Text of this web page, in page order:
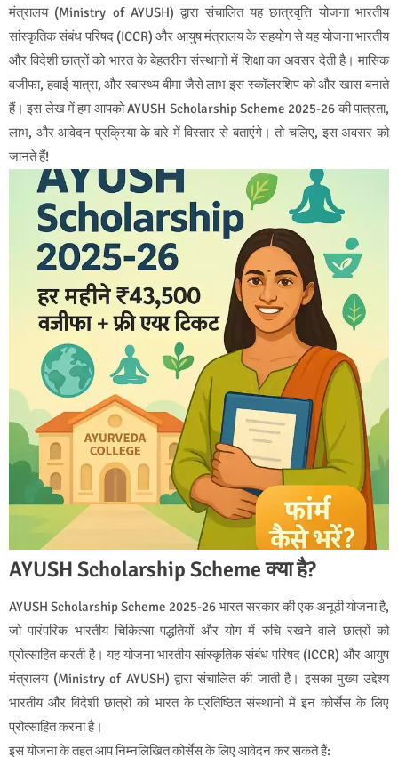
मंत्रालय (Ministry of AYUSH) द्वारा संचालित यह छात्रवृत्ति योजना भारतीय
सांस्कृतिक संबंध परिषद (ICCR) और आयुष मंत्रालय के सहयोग से यह योजना भारतीय
और विदेशी छात्रों को भारत के बेहतरीन संस्थानों में शिक्षा का अवसर देती है। मासिक
वजीफा, हवाई यात्रा, और स्वास्थ्य बीमा जैसे लाभ इस स्कॉलरशिप को और खास बनाते
हैं। इस लेख में हम आपको AYUSH Scholarship Scheme 2025-26 की पात्रता,
लाभ, और आवेदन प्रक्रिया के बारे में विस्तार से बताएंगे। तो चलिए, इस अवसर को
जानते हैं!
AYUSH Scholarship Scheme क्या है?
AYUSH Scholarship Scheme 2025-26 भारत सरकार की एक अनूठी योजना है,
जो पारंपरिक भारतीय चिकित्सा पद्धतियों और योग में रुचि रखने वाले छात्रों को
प्रोत्साहित करती है। यह योजना भारतीय सांस्कृतिक संबंध परिषद (ICCR) और आयुष
मंत्रालय (Ministry of AYUSH) द्वारा संचालित की जाती है। इसका मुख्य उद्देश्य
भारतीय और विदेशी छात्रों को भारत के प्रतिष्ठित संस्थानों में इन कोर्सेस के लिए
प्रोत्साहित करना है।
इस योजना के तहत आप निम्नलिखित कोर्सेस के लिए आवेदन कर सकते हैं: